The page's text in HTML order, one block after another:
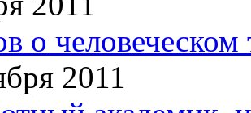
о человеческом
2011